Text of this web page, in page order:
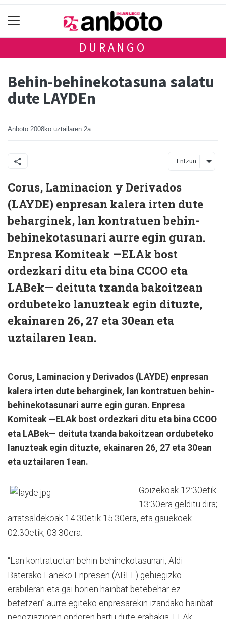
DURANGO
Behin-behinekotasuna salatu
dute LAYDEn
Anboto 2008ko uztailaren 2a
Entzun
Corus, Laminacion y Derivados
(LAYDE) enpresan kalera irten dute
beharginek, lan kontratuen behin-
behinekotasunari aurre egin guran.
Enpresa Komiteak —ELAk bost
ordezkari ditu eta bina CCOO eta
LABek— deituta txanda bakoitzean
ordubeteko lanuzteak egin dituzte,
ekainaren 26, 27 eta 30ean eta
uztailaren 1ean.
Corus, Laminacion y Derivados (LAYDE) enpresan
kalera irten dute beharginek, lan kontratuen behin-
behinekotasunari aurre egin guran. Enpresa
Komiteak —ELAk bost ordezkari ditu eta bina CCOO
eta LABek— deituta txanda bakoitzean ordubeteko
lanuzteak egin dituzte, ekainaren 26, 27 eta 30ean
eta uztailaren 1ean.
Goizekoak 12:30etik
13:30era gelditu dira;
arratsaldekoak 14:30etik 15:30era, eta gauekoek
02:30etik, 03:30era.
“Lan kontratuetan behin-behinekotasunari, Aldi
Baterako Laneko Enpresen (ABLE) gehiegizko
erabilerari eta gai horien hainbat betebehar ez
betetzeri” aurre egiteko enpresarekin izandako hainbat